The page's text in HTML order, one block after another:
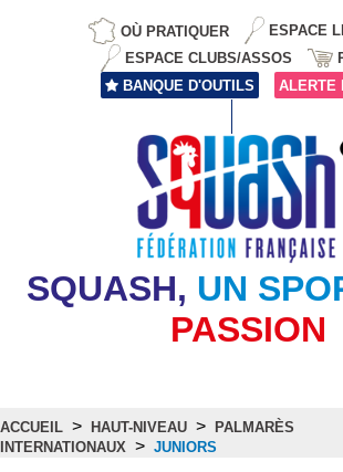
OÙ PRATIQUER
ESPACE
ESPACE CLUBS/ASSOS
BANQUE D'OUTILS
ALERTE
SQUASH, UN
PASSION
ACCUEIL > HAUT-NIVEAU > PALMARÈS
INTERNATIONAUX > JUNIORS